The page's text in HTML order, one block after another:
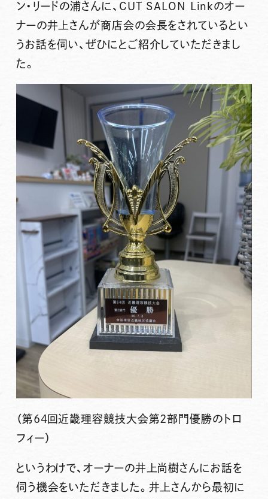
ン・リードの浦さんに、CUT SALON Linkのオー
ナーの井上さんが商店会の会長をされているとい
うお話を伺い、ぜひにとご紹介していただきまし
た。
（第64回近畿理容競技大会第2部門優勝のトロ
フィー）
というわけで、オーナーの井上尚樹さんにお話を
伺う機会をいただきました。井上さんから最初に